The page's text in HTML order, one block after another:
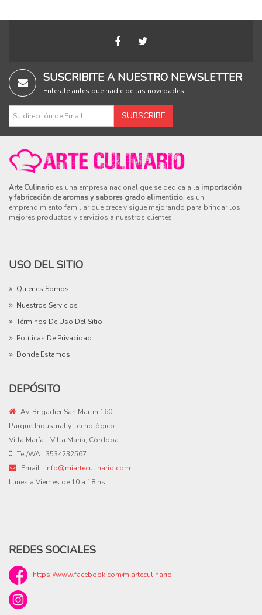
SUSCRIBITE A NUESTRO NEWSLETTER
Enterate antes que nadie de las novedades.
Arte Culinario es una empresa nacional que se dedica a la importación
y fabricación de aromas y sabores grado alimenticio, es un
emprendimiento familiar que crece y sigue mejorando para brindar los
mejores productos y servicios a nuestros clientes
USO DEL SITIO
Quienes Somos
Nuestros Servicios
Términos De Uso Del Sitio
Políticas De Privacidad
Donde Estamos
DEPÓSITO
Av. Brigadier San Martin 160
Parque Industrial y Tecnológico
Villa María - Villa María, Córdoba
Tel/WA : 3534232567
Email : info@miarteculinario.com
Lunes a Viernes de 10 a 18 hs
REDES SOCIALES
https://www.facebook.com/miarteculinario